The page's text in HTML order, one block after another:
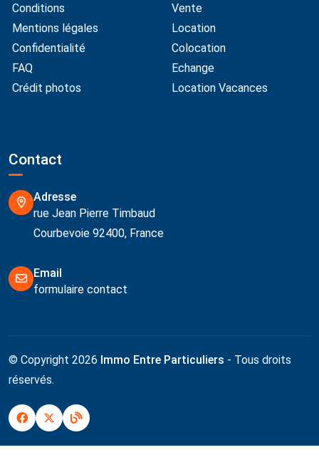
Conditions
Mentions légales
Confidentialité
FAQ
Crédit photos
Vente
Location
Colocation
Echange
Location Vacances
Contact
Adresse
rue Jean Pierre Timbaud
Courbevoie 92400, France
Email
formulaire contact
© Copyright 2026 Immo Entre Particuliers - Tous droits
réservés.